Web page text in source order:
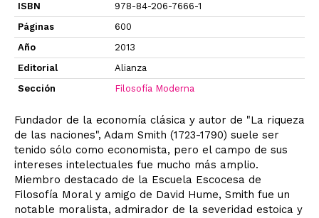
ISBN
978-84-206-7666-1
Páginas
600
Año
2013
Editorial
Alianza
Sección
Filosofía Moderna
Fundador de la economía clásica y autor de "La riqueza
de las naciones", Adam Smith (1723-1790) suele ser
tenido sólo como economista, pero el campo de sus
intereses intelectuales fue mucho más amplio.
Miembro destacado de la Escuela Escocesa de
Filosofía Moral y amigo de David Hume, Smith fue un
notable moralista, admirador de la severidad estoica y